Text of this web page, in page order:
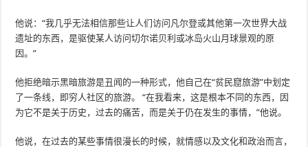
他说：“我几乎无法相信那些让人们访问凡尔登或其他第一次世界大战
遗址的东西，是驱使某人访问切尔诺贝利或冰岛火山月球景观的原
因。”
他拒绝暗示黑暗旅游是丑闻的一种形式，他自己在“贫民窟旅游”中划定
了一条线，即穷人社区的旅游。 “在我看来，这是根本不同的东西，因
为它不是关于历史，过去的痛苦，而是关于仍在发生的事情，”他说。
他说，在过去的某些事情很漫长的时候，就情感以及文化和政治而言，